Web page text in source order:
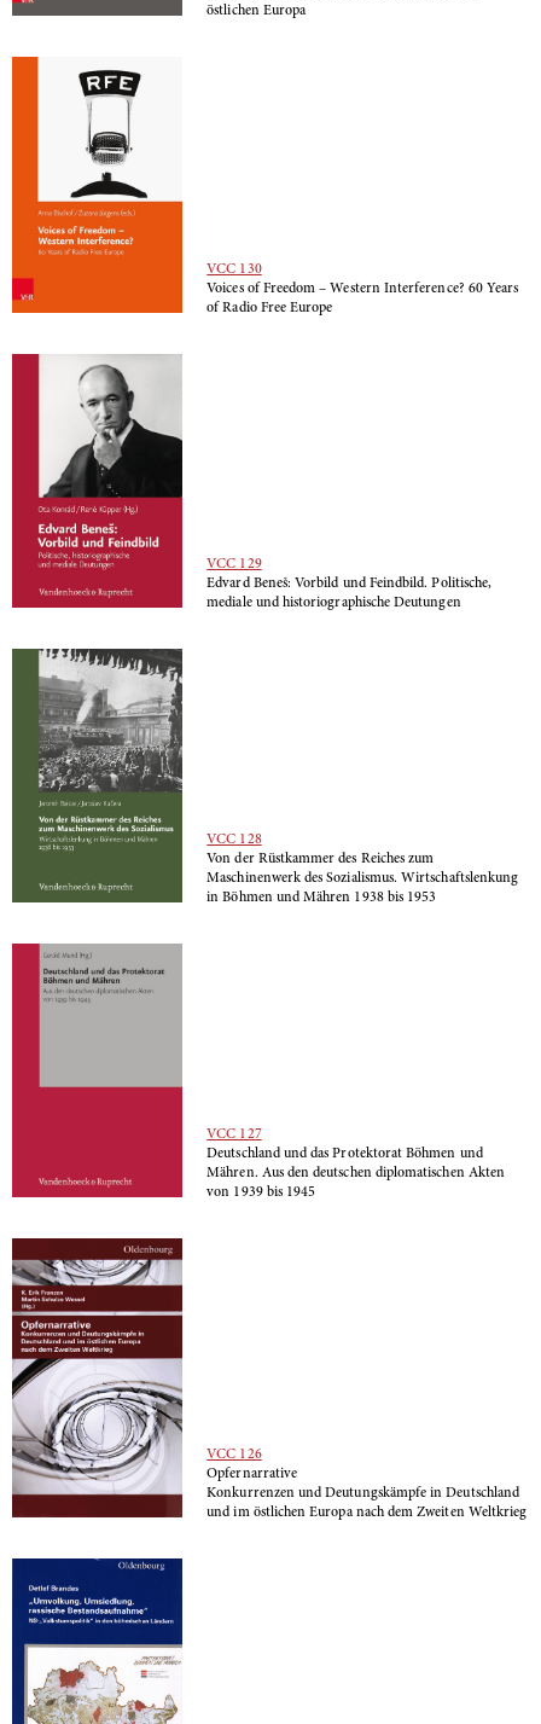
östlichen Europa
VCC 130
Voices of Freedom – Western Interference? 60 Years
of Radio Free Europe
VCC 129
Edvard Beneš: Vorbild und Feindbild. Politische,
mediale und historiographische Deutungen
VCC 128
Von der Rüstkammer des Reiches zum
Maschinenwerk des Sozialismus. Wirtschaftslenkung
in Böhmen und Mähren 1938 bis 1953
VCC 127
Deutschland und das Protektorat Böhmen und
Mähren. Aus den deutschen diplomatischen Akten
von 1939 bis 1945
VCC 126
Opfernarrative
Konkurrenzen und Deutungskämpfe in Deutschland
und im östlichen Europa nach dem Zweiten Weltkrieg